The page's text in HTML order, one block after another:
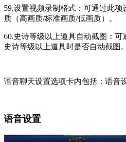
59.设置视频录制格式：可通过此
质（高画质/标准画质/低画质）。
60.史诗等级以上道具自动截图：可
史诗等级以上道具时是否自动截图。
语音聊天设置选项卡内包括：语音
语音设置